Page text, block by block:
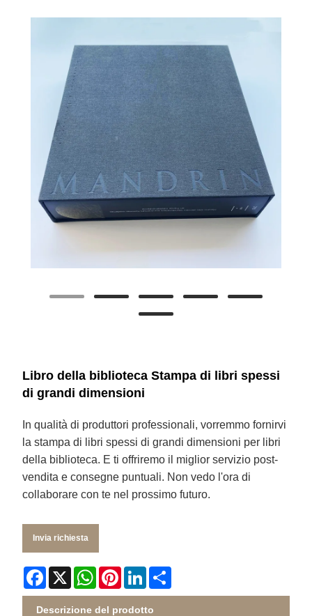
Libro della biblioteca Stampa di libri spessi
di grandi dimensioni
In qualità di produttori professionali, vorremmo fornirvi
la stampa di libri spessi di grandi dimensioni per libri
della biblioteca. E ti offriremo il miglior servizio post-
vendita e consegne puntuali. Non vedo l'ora di
collaborare con te nel prossimo futuro.
Invia richiesta
Facebook
X WhatsApp
PinterestLinkedIn
Descrizione del prodotto